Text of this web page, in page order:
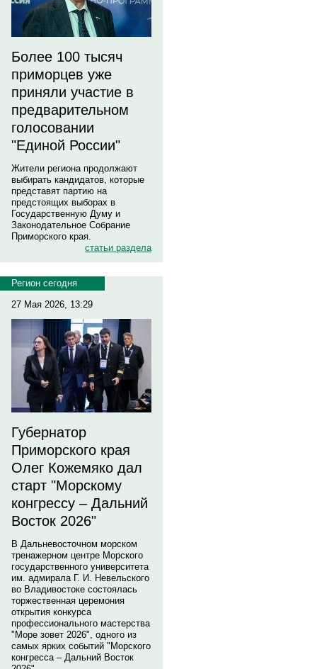
Более 100 тысяч
приморцев уже
приняли участие в
предварительном
голосовании
"Единой России"
Жители региона продолжают
выбирать кандидатов, которые
представят партию на
предстоящих выборах в
Государственную Думу и
Законодательное Собрание
Приморского края.
статьи раздела
Регион сегодня
27 Мая 2026, 13:29
Губернатор
Приморского края
Олег Кожемяко дал
старт "Морскому
конгрессу – Дальний
Восток 2026"
В Дальневосточном морском
тренажерном центре Морского
государственного университета
им. адмирала Г. И. Невельского
во Владивостоке состоялась
торжественная церемония
открытия конкурса
профессионального мастерства
"Море зовет 2026", одного из
самых ярких событий "Морского
конгресса – Дальний Восток